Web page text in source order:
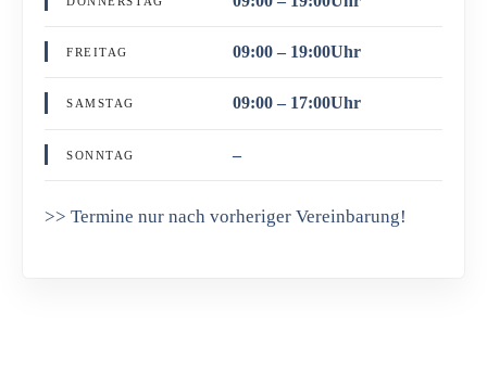
FREITAG 09:00 – 19:00Uhr
SAMSTAG 09:00 – 17:00Uhr
SONNTAG –
>> Termine nur nach vorheriger Vereinbarung!